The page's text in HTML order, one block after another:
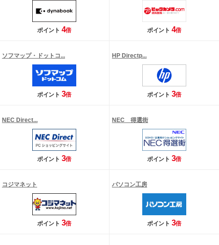
ポイント 4倍 ポイント 4倍
ソフマップ・ドットコ...
ポイント 3倍
HP Directp...
ポイント 3倍
NEC Direct...
ポイント 3倍
NEC 得選街
ポイント 3倍
コジマネット
ポイント 3倍
パソコン工房
ポイント 3倍